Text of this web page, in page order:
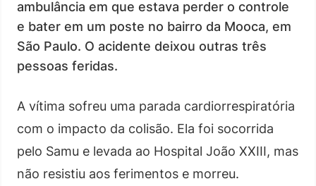
ambulância em que estava perder o controle
e bater em um poste no bairro da Mooca, em
São Paulo. O acidente deixou outras três
pessoas feridas.
A vítima sofreu uma parada cardiorrespiratória
com o impacto da colisão. Ela foi socorrida
pelo Samu e levada ao Hospital João XXIII, mas
não resistiu aos ferimentos e morreu.